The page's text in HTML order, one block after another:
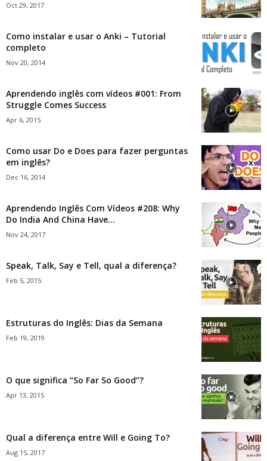
Oct 29, 2017
Como instalar e usar o Anki – Tutorial
completo
Nov 20, 2014
Aprendendo inglês com vídeos #001: From
Struggle Comes Success
Apr 6, 2015
Como usar Do e Does para fazer perguntas
em inglês?
Dec 16, 2014
Aprendendo Inglês Com Vídeos #208: Why
Do India And China Have...
Nov 24, 2017
Speak, Talk, Say e Tell, qual a diferença?
Feb 5, 2015
Estruturas do Inglês: Dias da Semana
Feb 19, 2019
O que significa “So Far So Good”?
Apr 13, 2015
Qual a diferença entre Will e Going To?
Aug 15, 2017